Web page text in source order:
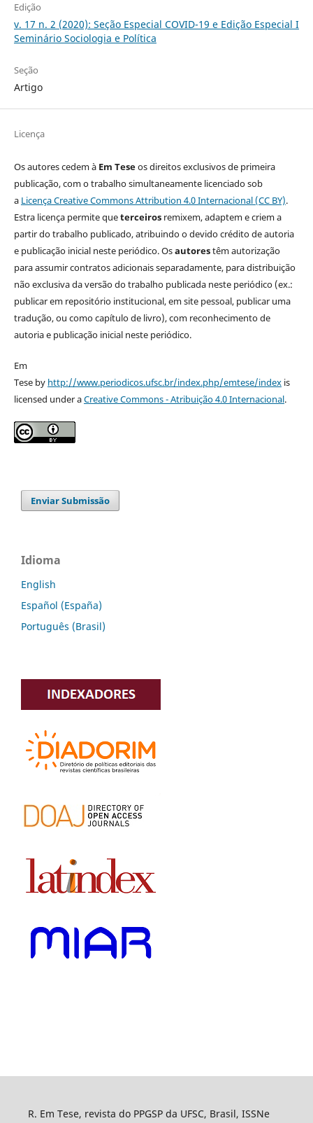
Edição
v. 17 n. 2 (2020): Seção Especial COVID-19 e Edição Especial I
Seminário Sociologia e Política
Seção
Artigo
Licença
Os autores cedem à Em Teseos direitos exclusivos de primeira
publicação, com o trabalho simultaneamente licenciado sob
a Licença Creative Commons Attribution 4.0 Internacional (CC BY).
Estra licença permite queterceirosremixem, adaptem e criem a
partir do trabalho publicado, atribuindo o devido crédito de autoria
e publicação inicial neste periódico. Osautorestêm autorização
para assumir contratos adicionais separadamente, para distribuição
não exclusiva da versão do trabalho publicada neste periódico (ex.:
publicar em repositório institucional, em site pessoal, publicar uma
tradução, ou como capítulo de livro), com reconhecimento de
autoria e publicação inicial neste periódico.
Em
Tese by http://www.periodicos.ufsc.br/index.php/emtese/indexis
licensed under aCreative Commons - Atribuição 4.0 Internacional.
Enviar Submissão
Idioma
English
Español (España)
Português (Brasil)
R. Em Tese, revista do PPGSP da UFSC, Brasil, ISSNe